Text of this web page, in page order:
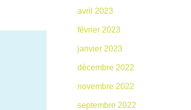
avril 2023
février 2023
janvier 2023
décembre 2022
novembre 2022
septembre 2022